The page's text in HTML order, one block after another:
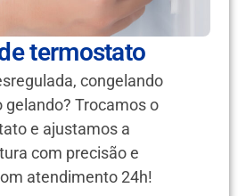
termostato
congelando
gelando? Trocamos o
e ajustamos a
com precisão e
atendimento 24h!